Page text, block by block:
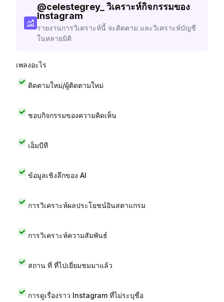
@celestegrey_ วิเคราะห์กิจกรรมของ
Instagram
รายงานการวิเคราะห์นี้ จะติดตาม และวิเคราะห์บัญชี
ในหลายมิติ
เพลงอะไร
ติดตามใหม่/ผู้ติดตามใหม่
ชอบกิจกรรมของความคิดเห็น
เอ็มบีที
ข้อมูลเชิงลึกของ AI
การวิเคราะห์ผลประโยชน์อินสตาแกรม
การวิเคราะห์ความสัมพันธ์
สถาน ที่ ที่ไปเยี่ยมชมมาแล้ว
การดูเรื่องราว Instagram ที่ไม่ระบุชื่อ